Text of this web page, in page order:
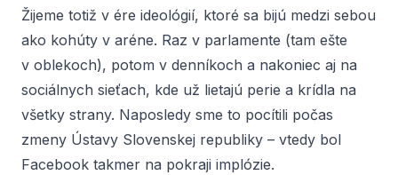
Žijeme totiž v ére ideológií, ktoré sa bijú medzi sebou
ako kohúty v aréne. Raz v parlamente (tam ešte
v oblekoch), potom v denníkoch a nakoniec aj na
sociálnych sieťach, kde už lietajú perie a krídla na
všetky strany. Naposledy sme to pocítili počas
zmeny Ústavy Slovenskej republiky – vtedy bol
Facebook takmer na pokraji implózie.